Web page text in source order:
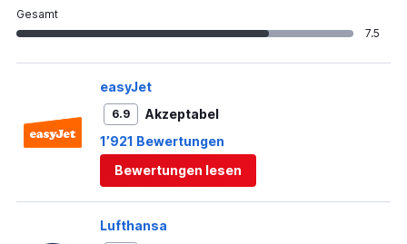
Gesamt
7.5
easyJet
6.9
Akzeptabel
1’921 Bewertungen
Bewertungen lesen
Lufthansa